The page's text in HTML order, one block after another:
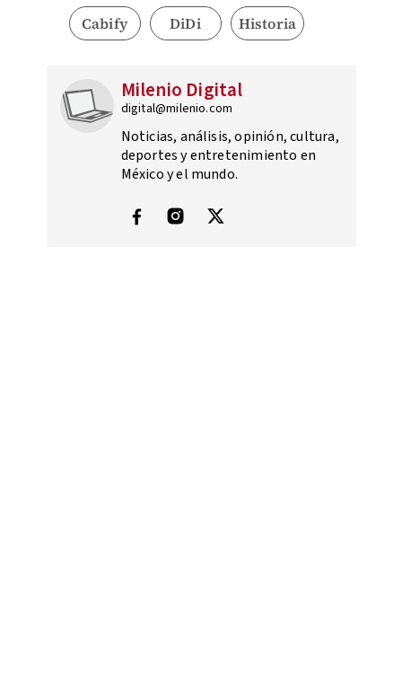
Cabify DiDi Historia
Milenio Digital
digital@milenio.com
Noticias, análisis, opinión, cultura,
deportes y entretenimiento en
México y el mundo.